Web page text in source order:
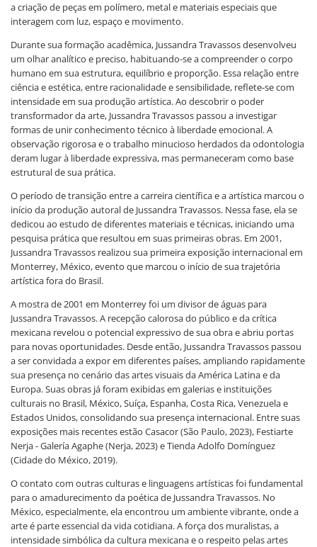
a criação de peças em polímero, metal e materiais especiais que
interagem com luz, espaço e movimento.
Durante sua formação acadêmica, Jussandra Travassos desenvolveu
um olhar analítico e preciso, habituando-se a compreender o corpo
humano em sua estrutura, equilíbrio e proporção. Essa relação entre
ciência e estética, entre racionalidade e sensibilidade, reflete-se com
intensidade em sua produção artística. Ao descobrir o poder
transformador da arte, Jussandra Travassos passou a investigar
formas de unir conhecimento técnico à liberdade emocional. A
observação rigorosa e o trabalho minucioso herdados da odontologia
deram lugar à liberdade expressiva, mas permaneceram como base
estrutural de sua prática.
O período de transição entre a carreira científica e a artística marcou o
início da produção autoral de Jussandra Travassos. Nessa fase, ela se
dedicou ao estudo de diferentes materiais e técnicas, iniciando uma
pesquisa prática que resultou em suas primeiras obras. Em 2001,
Jussandra Travassos realizou sua primeira exposição internacional em
Monterrey, México, evento que marcou o início de sua trajetória
artística fora do Brasil.
A mostra de 2001 em Monterrey foi um divisor de águas para
Jussandra Travassos. A recepção calorosa do público e da crítica
mexicana revelou o potencial expressivo de sua obra e abriu portas
para novas oportunidades. Desde então, Jussandra Travassos passou
a ser convidada a expor em diferentes países, ampliando rapidamente
sua presença no cenário das artes visuais da América Latina e da
Europa. Suas obras já foram exibidas em galerias e instituições
culturais no Brasil, México, Suíça, Espanha, Costa Rica, Venezuela e
Estados Unidos, consolidando sua presença internacional. Entre suas
exposições mais recentes estão Casacor (São Paulo, 2023), Festiarte
Nerja - Galería Agaphe (Nerja, 2023) e Tienda Adolfo Domínguez
(Cidade do México, 2019).
O contato com outras culturas e linguagens artísticas foi fundamental
para o amadurecimento da poética de Jussandra Travassos. No
México, especialmente, ela encontrou um ambiente vibrante, onde a
arte é parte essencial da vida cotidiana. A força dos muralistas, a
intensidade simbólica da cultura mexicana e o respeito pelas artes